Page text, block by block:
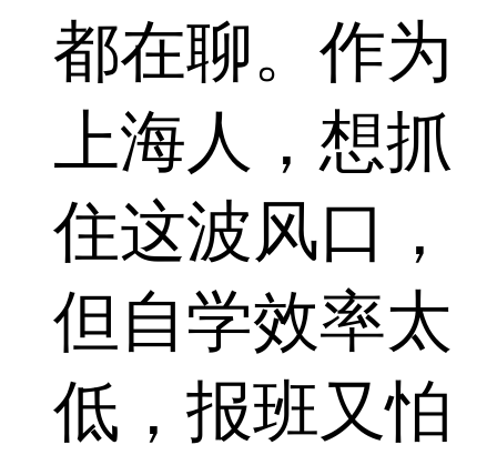
都在聊。作为
上海人，想抓
住这波风口，
但自学效率太
低，报班又怕